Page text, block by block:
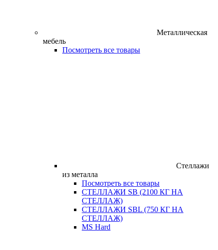
Металлическая
мебель
Посмотреть все товары
Стеллажи
из металла
Посмотреть все товары
СТЕЛЛАЖИ SB (2100 КГ НА
СТЕЛЛАЖ)
СТЕЛЛАЖИ SBL (750 КГ НА
СТЕЛЛАЖ)
MS Hard